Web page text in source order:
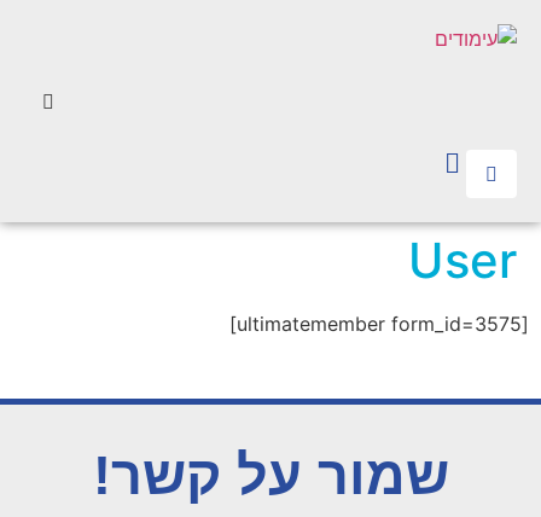
User
[ultimatemember form_id=3575]
שמור על קשר!